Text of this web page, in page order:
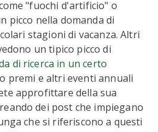
"fuochi d'artificio" o
picco nella domanda di
stagioni di vacanza. Altri
un tipico picco di
di ricerca in un certo
premi e altri eventi annuali
approfittare della sua
dei post che impiegano
che si riferiscono a questi